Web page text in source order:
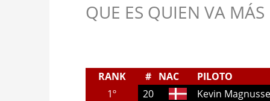
QUE ES QUIEN VA
RANK # NAC
PILOTO
1º
20
Kevin